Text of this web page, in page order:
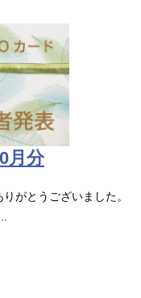
月分
がとうございました。